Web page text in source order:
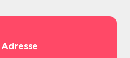
Adresse